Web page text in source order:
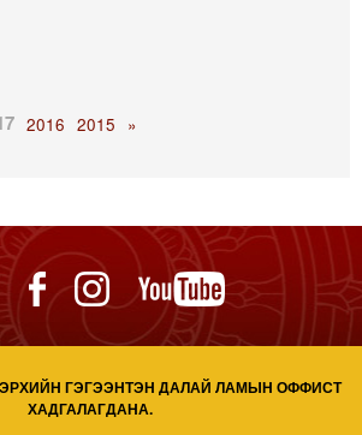
2016 2015 »
ГЭГЭЭНТЭН ДАЛАЙ ЛАМЫН ОФФИСТ
ХАДГАЛАГДАНА.